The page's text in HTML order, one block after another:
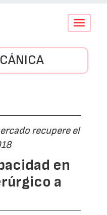
Conmutar
recupere el
en
a